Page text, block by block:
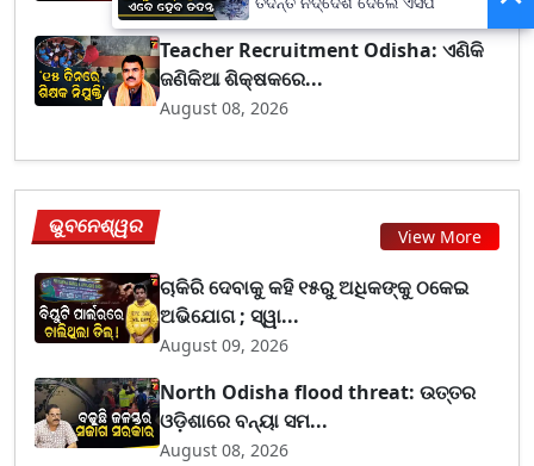
Teacher Recruitment Odisha: ଏଣିକି
ଜଣିକିଆ ଶିକ୍ଷକରେ...
August 08, 2026
ଭୁବନେଶ୍ୱର View More
ଚାକିରି ଦେବାକୁ କହି ୧୫ରୁ ଅଧିକଙ୍କୁ ଠକେଇ
ଅଭିଯୋଗ ; ସ୍ୱା...
August 09, 2026
North Odisha flood threat: ଉତ୍ତର
ଓଡ଼ିଶାରେ ବନ୍ୟା ସମ...
August 08, 2026